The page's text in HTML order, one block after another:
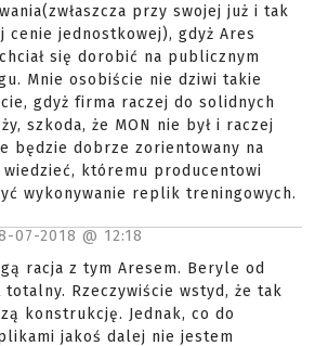
przy swojej już i tak
cenie jednostkowej), gdyż Ares
się dorobić na publicznym
Mnie osobiście nie dziwi takie
gdyż firma raczej do solidnych
szkoda, że MON nie był i raczej
będzie dobrze zorientowany na
któremu producentowi
wykonywanie replik treningowych.
07-2018 @ 12:18
racja z tym Aresem. Beryle od
Rzeczywiście wstyd, że tak
konstrukcję. Jednak, co do
jakoś dalej nie jestem